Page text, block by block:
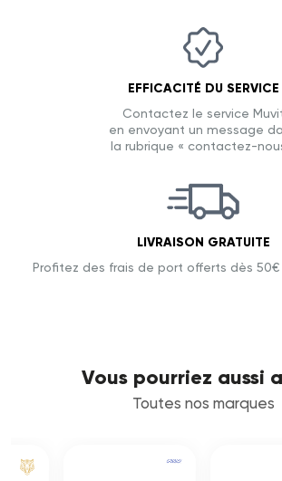
EFFICACITÉ DU SERVICE
Contactez le service
en envoyant un message
la rubrique « contactez-
LIVRAISON GRATUITE
Profitez des frais de port offerts dès
Vous pourriez aussi
Toutes nos marques